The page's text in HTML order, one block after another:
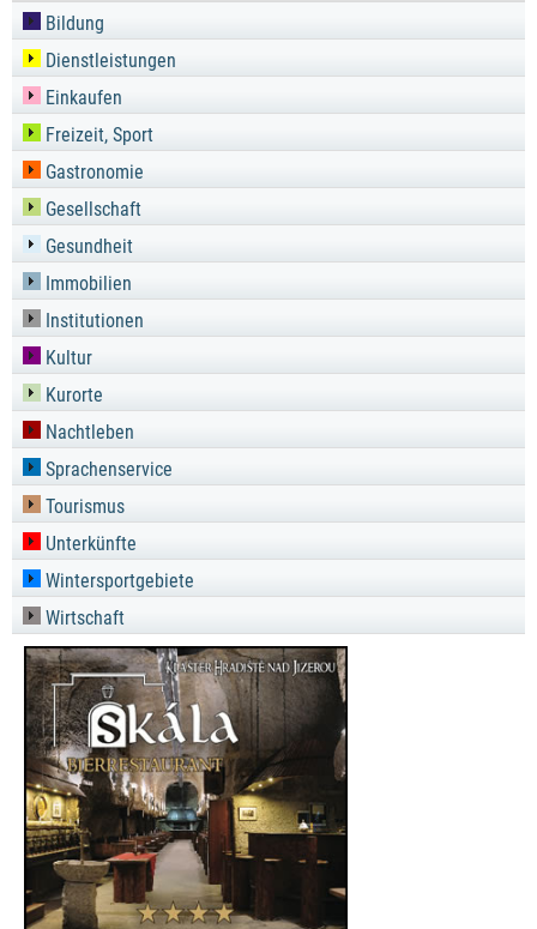
Bildung
Dienstleistungen
Einkaufen
Freizeit, Sport
Gastronomie
Gesellschaft
Gesundheit
Immobilien
Institutionen
Kultur
Kurorte
Nachtleben
Sprachenservice
Tourismus
Unterkünfte
Wintersportgebiete
Wirtschaft